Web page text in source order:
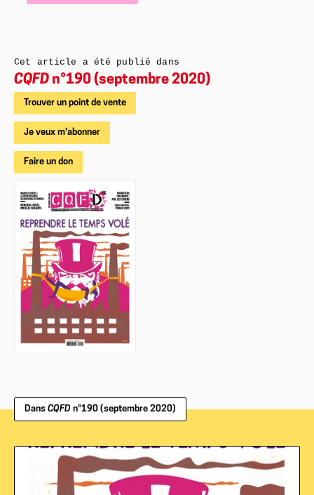
Cet article a été publié dans
CQFD n°190 (septembre 2020)
Trouver un point de vente
Je veux m'abonner
Faire un don
Dans CQFD n°190 (septembre 2020)